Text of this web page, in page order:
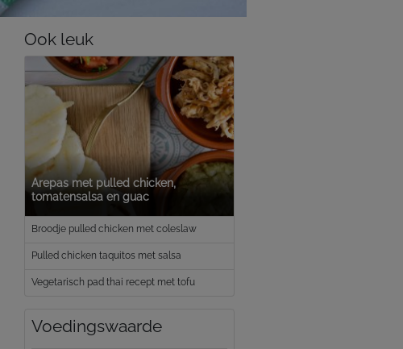
Ook leuk
Arepas met pulled chicken,
tomatensalsa en guac
Broodje pulled chicken met coleslaw
Pulled chicken taquitos met salsa
Vegetarisch pad thai recept met tofu
Voedingswaarde